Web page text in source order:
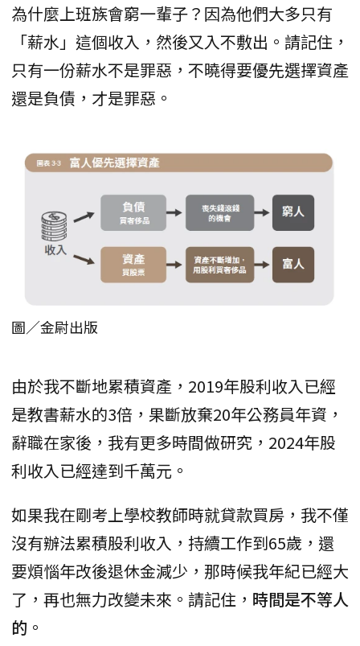
為什麼上班族會窮一輩子？因為他們大多只有
「薪水」這個收入，然後又入不敷出。請記住，
只有一份薪水不是罪惡，不曉得要優先選擇資產
還是負債，才是罪惡。
圖／金尉出版
由於我不斷地累積資產，2019年股利收入已經
是教書薪水的3倍，果斷放棄20年公務員年資，
辭職在家後，我有更多時間做研究，2024年股
利收入已經達到千萬元。
如果我在剛考上學校教師時就貸款買房，我不僅
沒有辦法累積股利收入，持續工作到65歲，還
要煩惱年改後退休金減少，那時候我年紀已經大
了，再也無力改變未來。請記住， 時間是不等人
的 。